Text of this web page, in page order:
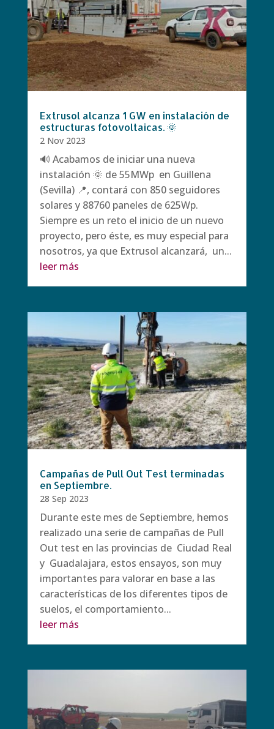
Extrusol alcanza 1 GW en instalación de
estructuras fotovoltaicas. 🌞
2 Nov 2023
🔊 Acabamos de iniciar una nueva
instalación 🌞 de 55MWp en Guillena
(Sevilla) 📍, contará con 850 seguidores
solares y 88760 paneles de 625Wp.
Siempre es un reto el inicio de un nuevo
proyecto, pero éste, es muy especial para
nosotros, ya que Extrusol alcanzará, un...
leer más
Campañas de Pull Out Test terminadas
en Septiembre.
28 Sep 2023
Durante este mes de Septiembre, hemos
realizado una serie de campañas de Pull
Out test en las provincias de Ciudad Real
y Guadalajara, estos ensayos, son muy
importantes para valorar en base a las
características de los diferentes tipos de
suelos, el comportamiento...
leer más